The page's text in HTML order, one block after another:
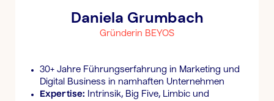
Daniela Grumbach
Gründerin BEYOS
30+ Jahre Führungserfahrung in Marketing und
Digital Business in namhaften Unternehmen
Expertise: Intrinsik, Big Five, Limbic und